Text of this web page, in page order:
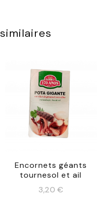
Encornets géants
tournesol et ail
3,20 €